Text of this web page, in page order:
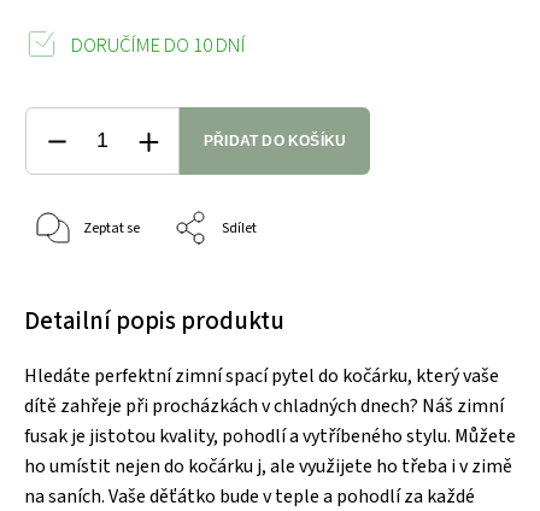
DORUČÍME DO 10 DNÍ
PŘIDAT DO KOŠÍKU
Zeptat se Sdílet
Detailní popis produktu
Hledáte perfektní zimní spací pytel do kočárku, který vaše
dítě zahřeje při procházkách v chladných dnech? Náš zimní
fusak je jistotou kvality, pohodlí a vytříbeného stylu. Můžete
ho umístit nejen do kočárku j, ale využijete ho třeba i v zimě
na saních. Vaše děťátko bude v teple a pohodlí za každé